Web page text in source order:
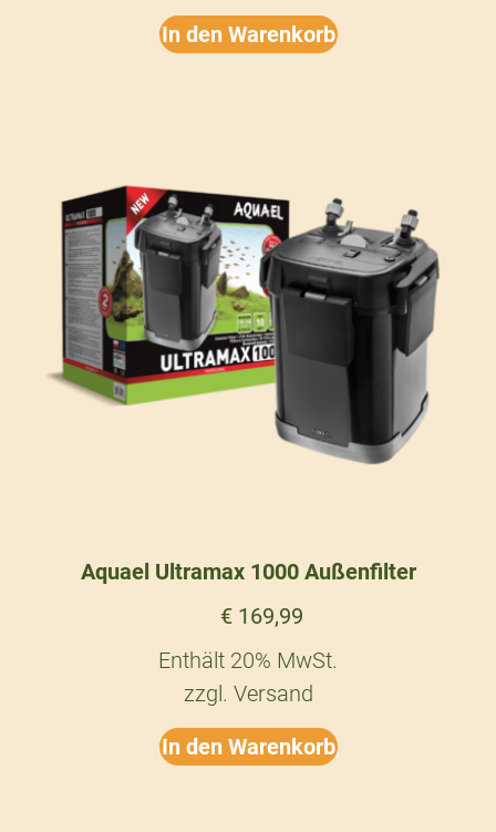
In den Warenkorb
Aquael Ultramax 1000 Außenfilter
€ 169,99
Enthält 20% MwSt.
zzgl. Versand
In den Warenkorb